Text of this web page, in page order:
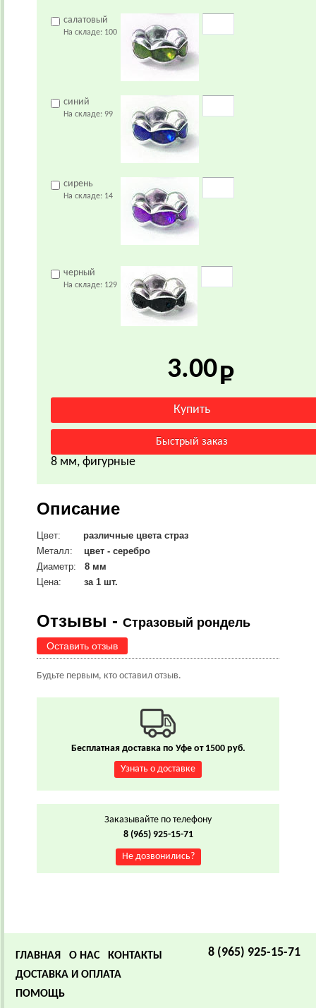
салатовый
На складе: 100
синий
На складе: 99
сирень
На складе: 14
черный
На складе: 129
3.00
8 мм, фигурные
Описание
Цвет:
различные цвета страз
Металл: цвет - серебро
Диаметр:
8 мм
Цена:
за 1 шт.
Отзывы - Стразовый рондель
Оставить отзыв
Будьте первым, кто оставил отзыв.
Бесплатная доставка по Уфе от 1500 руб.
Узнать о доставке
Заказывайте по телефону
8 (965) 925-15-71
Не дозвонились?
8 (965) 925-15-71
ГЛАВНАЯ О НАС
КОНТАКТЫ
ДОСТАВКА И ОПЛАТА
ПОМОЩЬ